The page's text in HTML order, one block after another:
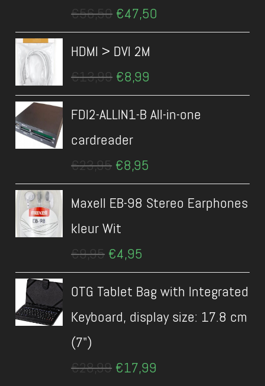
€56,50 Oorspronkelijke
prijs
€56,50.
€47,50
HDMI > DVI 2M
€13,99 Oorspronkelijke
prijs
€13,99.
€8,99
€8,99.
FDI2-ALLIN1-B All-in-one
cardreader
€23,95 Oorspronkelijke
prijs
€23,95.
€8,95
€8,95.
Maxell EB-98 Stereo Earphones
kleur Wit
€9,95 Oorspronkelijke
prijs
€9,95.
€4,95
€4,95.
OTG Tablet Bag with Integrated
Keyboard, display size: 17.8 cm
(7")
€28,99 Oorspronkelijke
prijs
€17,99